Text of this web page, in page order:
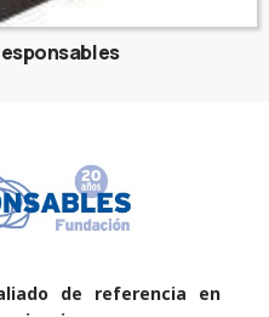
de referencia en